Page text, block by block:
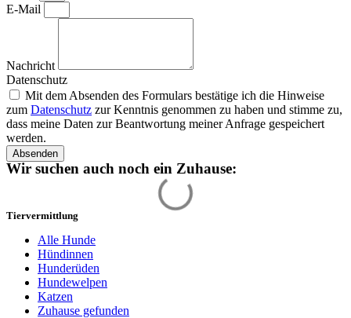
E-Mail
Nachricht
Datenschutz
Mit dem Absenden des Formulars bestätige ich die Hinweise
zum Datenschutz zur Kenntnis genommen zu haben und stimme zu,
dass meine Daten zur Beantwortung meiner Anfrage gespeichert
werden.
Absenden
Wir suchen auch noch ein Zuhause:
Tiervermittlung
Alle Hunde
Hündinnen
Hunderüden
Hundewelpen
Katzen
Zuhause gefunden